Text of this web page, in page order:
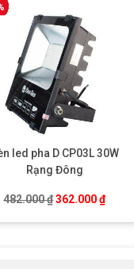
₫.
led pha D CP03L 30W
Rạng Đông
482.000₫Giá gốc là:
362.000₫Giá